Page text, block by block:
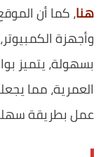
هنا، كما أن
وأجهزة
بسهولة، يتميز
العمرية، مما
عمل بطريقة